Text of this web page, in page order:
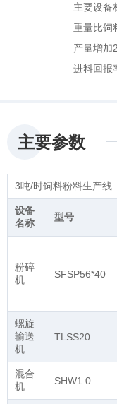
主要设备
重量比饲
产量增加
进料回报
主要参数
3吨/时饲料粉料生产线
设备
名称
型号
粉碎
机
SFSP56*40
螺旋
输送
机
TLSS20
混合
机
SHW1.0